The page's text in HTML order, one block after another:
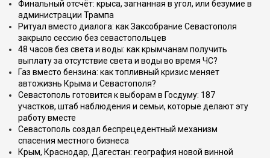
Финальный отсчёт: крыса, загнанная в угол, или безумие в
администрации Трампа
Ритуал вместо диалога: как Заксобрание Севастополя
закрыло сессию без севастопольцев
48 часов без света и воды: как крымчанам получить
выплату за отсутствие света и воды во время ЧС?
Газ вместо бензина: как топливный кризис меняет
автожизнь Крыма и Севастополя?
Севастополь готовится к выборам в Госдуму: 187
участков, штаб наблюдения и семьи, которые делают эту
работу вместе
Севастополь создал беспрецедентный механизм
спасения местного бизнеса
Крым, Краснодар, Дагестан: география новой винной